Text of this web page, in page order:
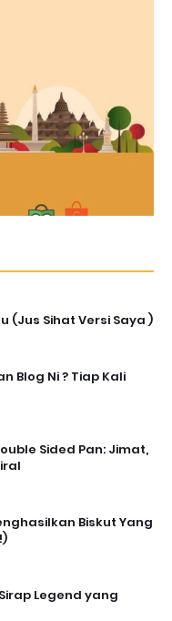
(Jus Sihat Versi Saya )
Blog Ni ? Tiap Kali
Sided Pan: Jimat,
Biskut Yang
Legend yang